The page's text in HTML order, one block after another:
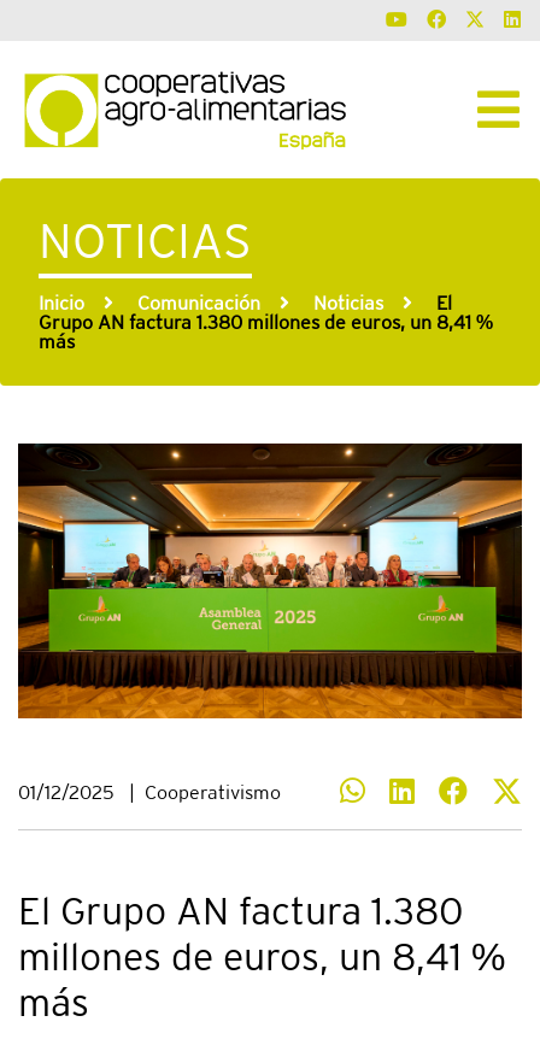
NOTICIAS
Inicio Comunicación Noticias
El
Grupo AN factura 1.380 millones de euros, un 8,41 %
más
01/12/2025 | Cooperativismo
El Grupo AN factura 1.380
millones de euros, un 8,41 %
más